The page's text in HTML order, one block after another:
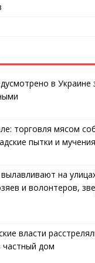
в Украине
торговля мясом
пытки и
на
и волонтеров,
власти
частный дом